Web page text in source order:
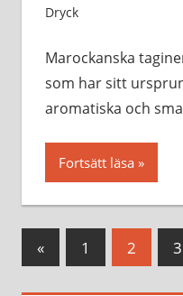
Dryck
Marockanska
som har sitt
aromatiska och
Fortsätt läsa
Sidnumrering
«Föregående
Inlägg
1 2 3